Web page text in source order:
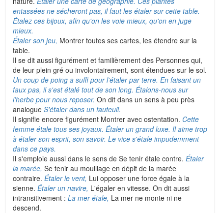
entassées ne sécheront pas, il faut les étaler sur cette table.
Étalez ces bijoux, afin qu'on les voie mieux, qu'on en juge
mieux.
Étaler son jeu, Montrer toutes ses cartes, les étendre sur la
table.
Il se dit aussi figurément et familièrement des Personnes qui,
de leur plein gré ou involontairement, sont étendues sur le sol.
Un coup de poing a suffi pour l'étaler par terre. En faisant un
faux pas, il s'est étalé tout de son long. Étalons-nous sur
l'herbe pour nous reposer. On dit dans un sens à peu près
analogue S'étaler dans un fauteuil.
Il signifie encore figurément Montrer avec ostentation. Cette
femme étale tous ses joyaux. Étaler un grand luxe. Il aime trop
à étaler son esprit, son savoir. Le vice s'étale impudemment
dans ce pays.
Il s'emploie aussi dans le sens de Se tenir étale contre. Étaler
la marée, Se tenir au mouillage en dépit de la marée
contraire. Étaler le vent, Lui opposer une force égale à la
sienne. Étaler un navire, L'égaler en vitesse. On dit aussi
intransitivement : La mer étale, La mer ne monte ni ne
descend.